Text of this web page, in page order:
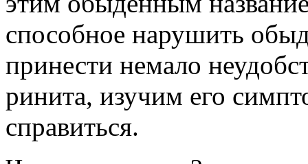
способное нарушить
принести немало
ринита, изучим его
справиться.